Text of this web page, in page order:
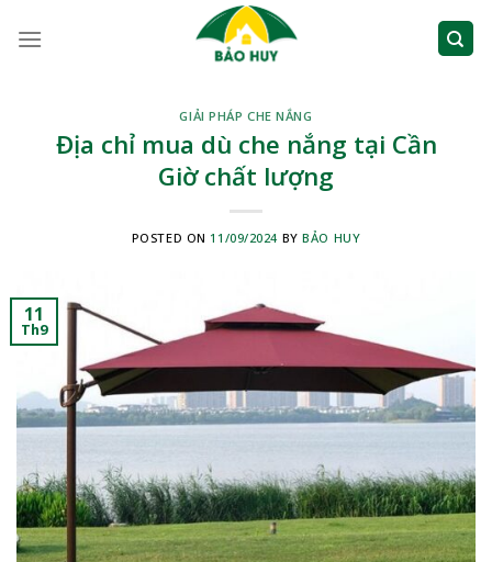
GIẢI PHÁP CHE NẮNG
Địa chỉ mua dù che nắng tại Cần
Giờ chất lượng
POSTED ON 11/09/2024 BYBẢO HUY
11
Th9